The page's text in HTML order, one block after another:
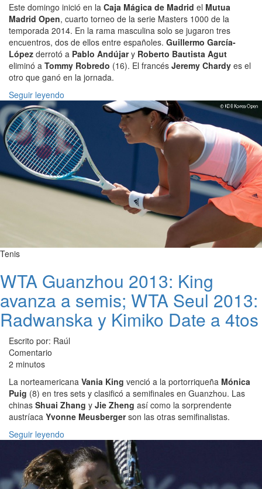
Este domingo inició en la Caja Mágica de Madrid el Mutua
Madrid Open, cuarto torneo de la serie Masters 1000 de la
temporada 2014. En la rama masculina solo se jugaron tres
encuentros, dos de ellos entre españoles. Guillermo García-
López derrotó a Pablo Andújary Roberto Bautista Agut
eliminó a Tommy Robredo (16). El francés Jeremy Chardy es el
otro que ganó en la jornada.
Seguir leyendo
Tenis
WTA Guanzhou 2013: King
avanza a semis; WTA Seul 2013:
Radwanska y Kimiko Date a 4tos
Escrito por: Raúl
Comentario
2 minutos
La norteamericana Vania King venció a la portorriqueña Mónica
Puig (8) en tres sets y clasificó a semifinales en Guanzhou. Las
chinas Shuai Zhang y Jie Zheng así como la sorprendente
austríaca Yvonne Meusbergerson las otras semifinalistas.
Seguir leyendo